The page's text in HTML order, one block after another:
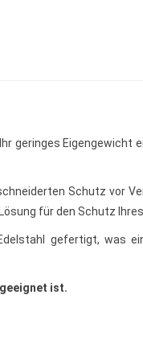
geringes
Schutz vor
für den Schutz
gefertigt, was
ist.